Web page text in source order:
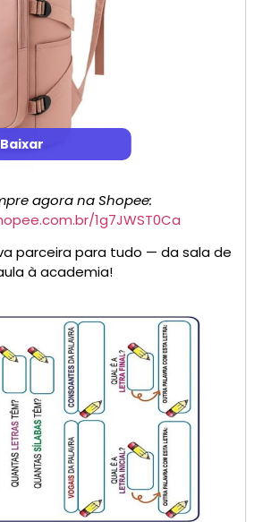
agora na Shopee:
1g7JWST0Ca
parceira para tudo — da sala de
à academia!